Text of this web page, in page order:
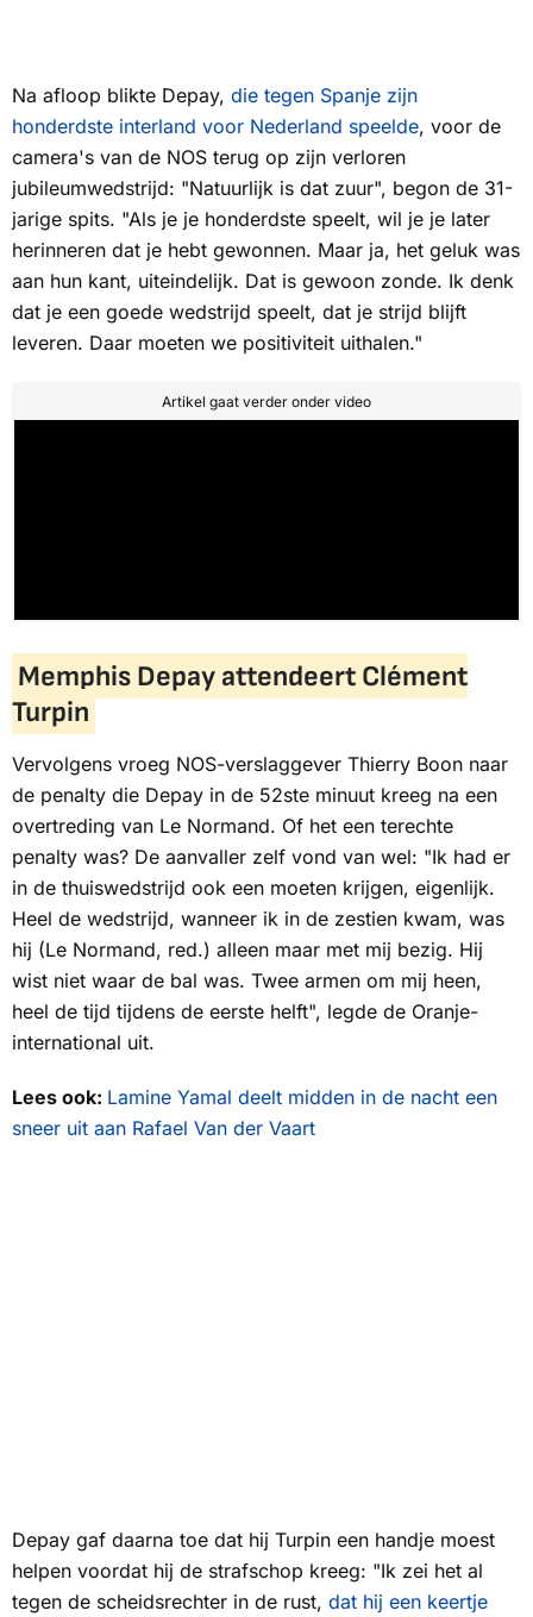
Na afloop blikte Depay, die tegen Spanje zijn
honderdste interland voor Nederland speelde, voor de
camera's van de NOS terug op zijn verloren
jubileumwedstrijd: "Natuurlijk is dat zuur", begon de 31-
jarige spits. "Als je je honderdste speelt, wil je je later
herinneren dat je hebt gewonnen. Maar ja, het geluk was
aan hun kant, uiteindelijk. Dat is gewoon zonde. Ik denk
dat je een goede wedstrijd speelt, dat je strijd blijft
leveren. Daar moeten we positiviteit uithalen."
Artikel gaat verder onder video
Memphis Depay attendeert Clément
Turpin
Vervolgens vroeg NOS-verslaggever Thierry Boon naar
de penalty die Depay in de 52ste minuut kreeg na een
overtreding van Le Normand. Of het een terechte
penalty was? De aanvaller zelf vond van wel: "Ik had er
in de thuiswedstrijd ook een moeten krijgen, eigenlijk.
Heel de wedstrijd, wanneer ik in de zestien kwam, was
hij (Le Normand, red.) alleen maar met mij bezig. Hij
wist niet waar de bal was. Twee armen om mij heen,
heel de tijd tijdens de eerste helft", legde de Oranje-
international uit.
Lees ook: Lamine Yamal deelt midden in de nacht een
sneer uit aan Rafael Van der Vaart
Depay gaf daarna toe dat hij Turpin een handje moest
helpen voordat hij de strafschop kreeg: "Ik zei het al
tegen de scheidsrechter in de rust, dat hij een keertje